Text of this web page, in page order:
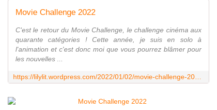
Movie Challenge 2022
C'est le retour du Movie Challenge, le challenge cinéma aux
quarante catégories ! Cette année, je suis en solo à
l'animation et c'est donc moi que vous pourrez blâmer pour
les nouvelles ...